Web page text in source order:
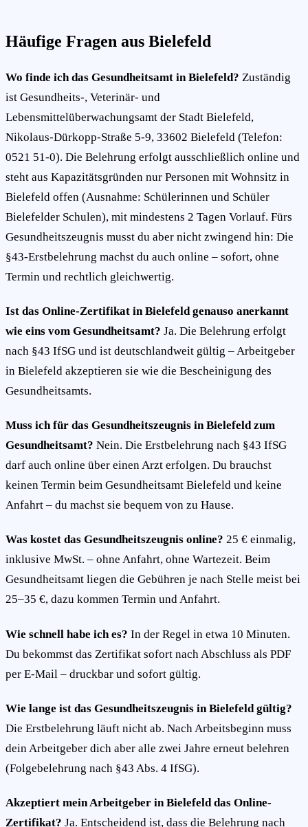
Häufige Fragen aus Bielefeld
Wo finde ich das Gesundheitsamt in Bielefeld? Zuständig
ist Gesundheits-, Veterinär- und
Lebensmittelüberwachungsamt der Stadt Bielefeld,
Nikolaus-Dürkopp-Straße 5-9, 33602 Bielefeld (Telefon:
0521 51-0). Die Belehrung erfolgt ausschließlich online und
steht aus Kapazitätsgründen nur Personen mit Wohnsitz in
Bielefeld offen (Ausnahme: Schülerinnen und Schüler
Bielefelder Schulen), mit mindestens 2 Tagen Vorlauf. Fürs
Gesundheitszeugnis musst du aber nicht zwingend hin: Die
§43-Erstbelehrung machst du auch online – sofort, ohne
Termin und rechtlich gleichwertig.
Ist das Online-Zertifikat in Bielefeld genauso anerkannt
wie eins vom Gesundheitsamt? Ja. Die Belehrung erfolgt
nach §43 IfSG und ist deutschlandweit gültig – Arbeitgeber
in Bielefeld akzeptieren sie wie die Bescheinigung des
Gesundheitsamts.
Muss ich für das Gesundheitszeugnis in Bielefeld zum
Gesundheitsamt? Nein. Die Erstbelehrung nach §43 IfSG
darf auch online über einen Arzt erfolgen. Du brauchst
keinen Termin beim Gesundheitsamt Bielefeld und keine
Anfahrt – du machst sie bequem von zu Hause.
Was kostet das Gesundheitszeugnis online? 25 € einmalig,
inklusive MwSt. – ohne Anfahrt, ohne Wartezeit. Beim
Gesundheitsamt liegen die Gebühren je nach Stelle meist bei
25–35 €, dazu kommen Termin und Anfahrt.
Wie schnell habe ich es? In der Regel in etwa 10 Minuten.
Du bekommst das Zertifikat sofort nach Abschluss als PDF
per E-Mail – druckbar und sofort gültig.
Wie lange ist das Gesundheitszeugnis in Bielefeld gültig?
Die Erstbelehrung läuft nicht ab. Nach Arbeitsbeginn muss
dein Arbeitgeber dich aber alle zwei Jahre erneut belehren
(Folgebelehrung nach §43 Abs. 4 IfSG).
Akzeptiert mein Arbeitgeber in Bielefeld das Online-
Zertifikat? Ja. Entscheidend ist, dass die Belehrung nach